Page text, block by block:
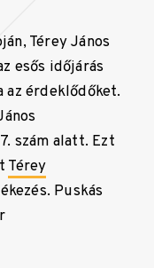
Térey János
esős időjárás
az érdeklődőket.
szám alatt. Ezt
Térey
Puskás